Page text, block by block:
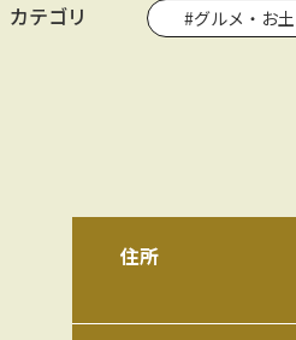
カテゴリ #グルメ・お
住所